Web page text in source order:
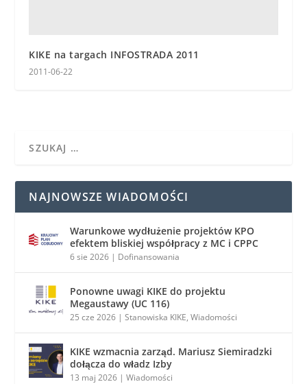
KIKE na targach INFOSTRADA 2011
2011-06-22
NAJNOWSZE WIADOMOŚCI
Warunkowe wydłużenie projektów KPO
efektem bliskiej współpracy z MC i CPPC
6 sie 2026 | Dofinansowania
Ponowne uwagi KIKE do projektu
Megaustawy (UC 116)
25 cze 2026 |Stanowiska KIKE,Wiadomości
KIKE wzmacnia zarząd. Mariusz Siemiradzki
dołącza do władz Izby
13 maj 2026 |Wiadomości